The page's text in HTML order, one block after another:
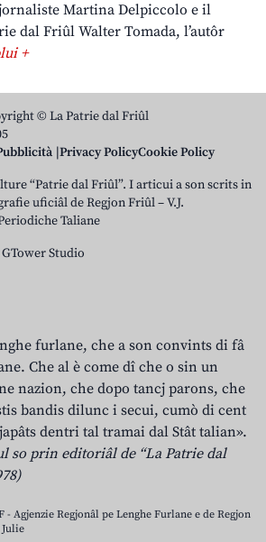
Martina Delpiccolo e il
dal Friûl Walter Tomada, l’autôr
+
© La Patrie dal Friûl
Privacy PolicyCookie Policy
“Patrie dal Friûl”. I articui a son scrits in
uficiâl de Regjon Friûl – V.J.
Taliane
Studio
furlane, che a son convints di fâ
Che al è come dî che o sin un
nazion, che dopo tancj parons, che
bandis dilunc i secui, cumò di cent
dentri tal tramai dal Stât talian».
so prin editoriâl de “La Patrie dal
- Agjenzie Regjonâl pe Lenghe Furlane e de Regjon